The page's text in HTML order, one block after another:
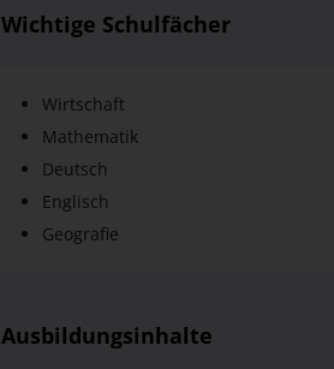
Wichtige Schulfächer
Wirtschaft
Mathematik
Deutsch
Englisch
Geografie
Ausbildungsinhalte